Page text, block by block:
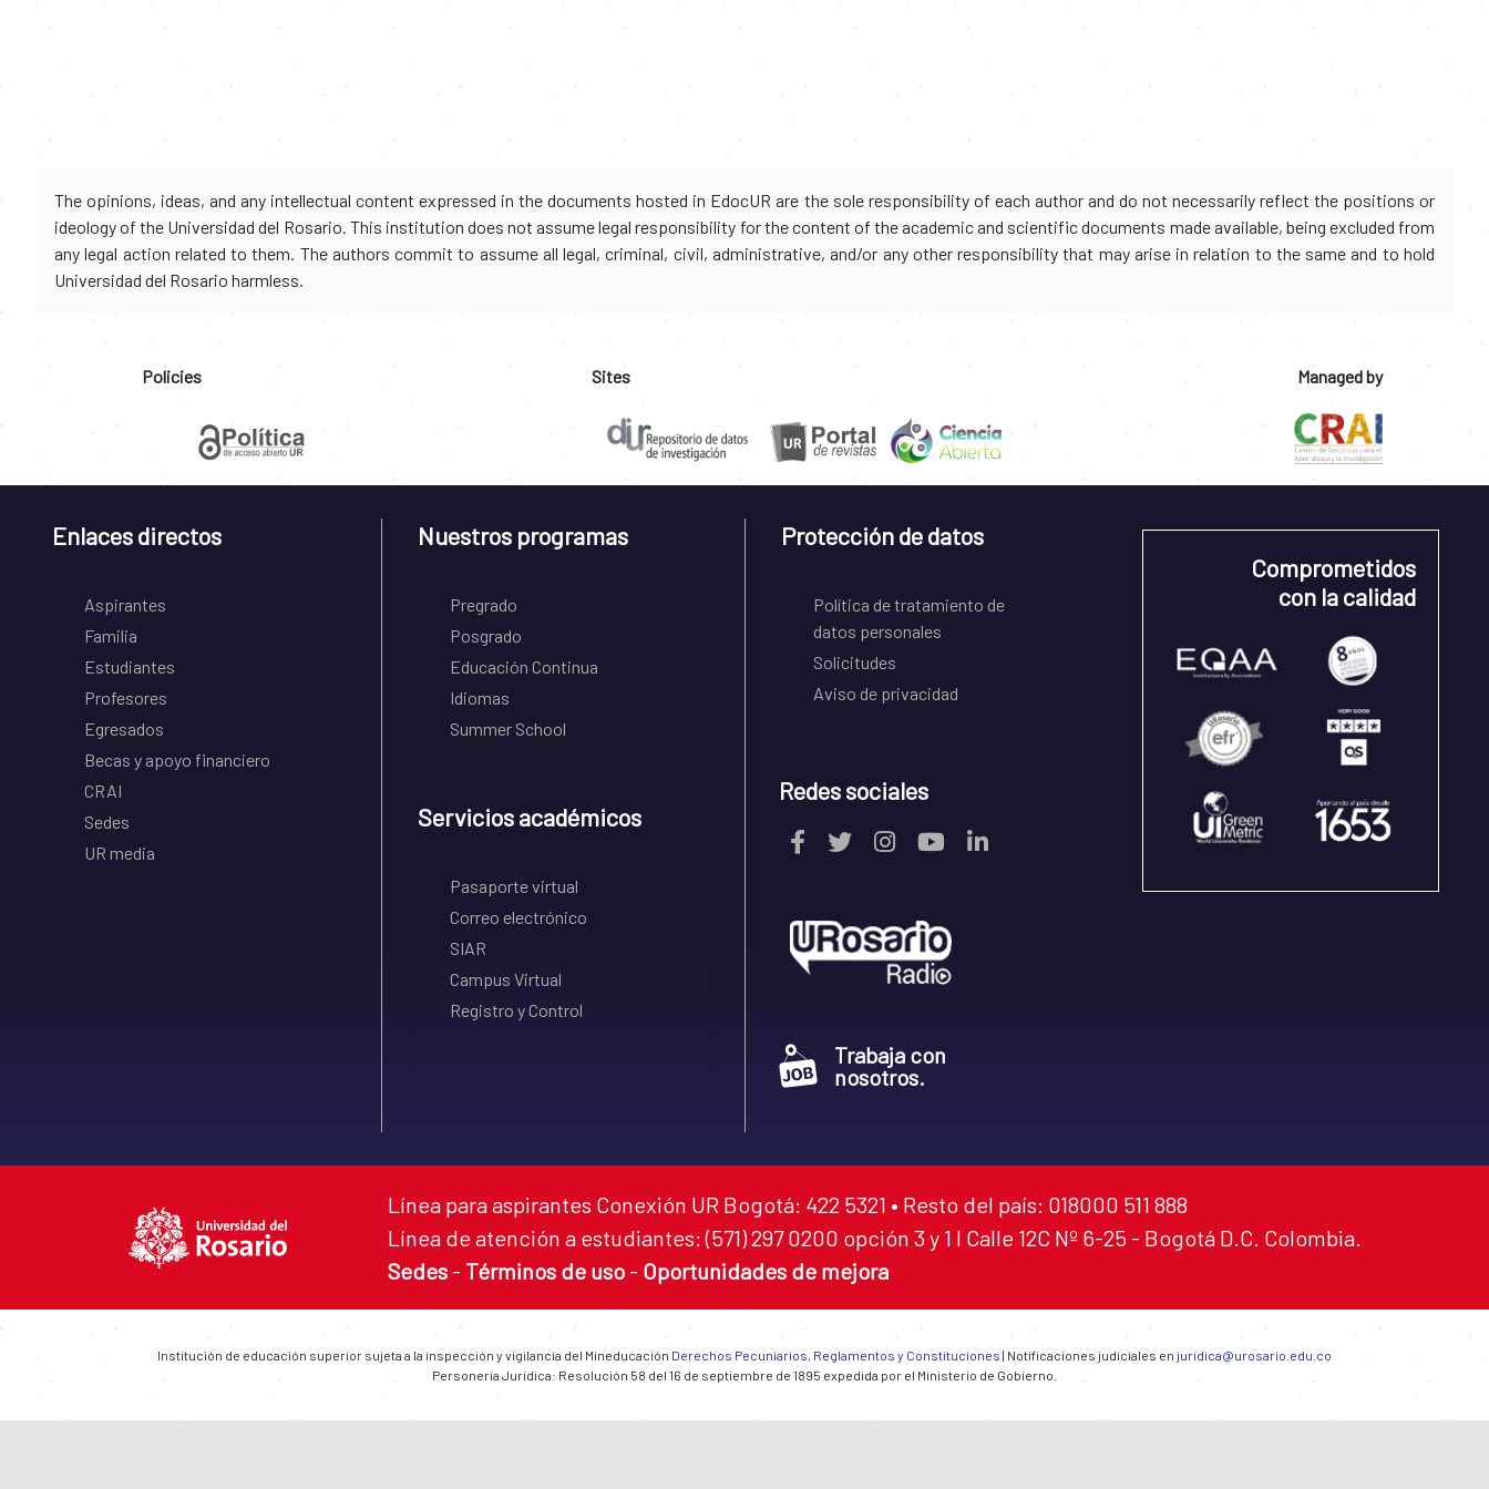
The opinions, ideas, and any intellectual content expressed in the documents hosted in EdocUR are the sole responsibility of each author and do not necessarily reflect the positions or
ideology of the Universidad del Rosario. This institution does not assume legal responsibility for the content of the academic and scientific documents made available, being excluded from
any legal action related to them. The authors commit to assume all legal, criminal, civil, administrative, and/or any other responsibility that may arise in relation to the same and to hold
Universidad del Rosario harmless.
Policies Sites Managed by
Enlaces directos
Aspirantes
Familia
Estudiantes
Profesores
Egresados
Becas y apoyo financiero
CRAI
Sedes
UR media
Nuestros programas
Pregrado
Posgrado
Educación Continua
Idiomas
Summer School
Servicios académicos
Pasaporte virtual
Correo electrónico
SIAR
Campus Virtual
Registro y Control
Protección de datos
Política de tratamiento de
datos personales
Solicitudes
Aviso de privacidad
Redes sociales
Trabaja con
nosotros.
Comprometidos
con la calidad
Línea para aspirantes Conexión UR Bogotá: 422 5321 • Resto del país: 018000 511 888
Línea de atención a estudiantes: (571) 297 0200 opción 3 y 1 I Calle 12C Nº 6-25 - Bogotá D.C. Colombia.
Sedes - Términos de uso - Oportunidades de mejora
Institución de educación superior sujeta a la inspección y vigilancia del Mineducación Derechos Pecuniarios, Reglamentos y Constituciones | Notificaciones judiciales en juridica@urosario.edu.co
Personería Jurídica: Resolución 58 del 16 de septiembre de 1895 expedida por el Ministerio de Gobierno.